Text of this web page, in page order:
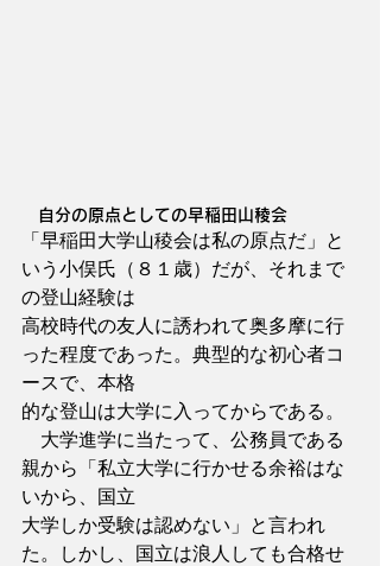
自分の原点としての早稲田山稜会
「早稲田大学山稜会は私の原点だ」と
いう小俣氏（８１歳）だが、それまで
の登山経験は
高校時代の友人に誘われて奥多摩に行
った程度であった。典型的な初心者コ
ースで、本格
的な登山は大学に入ってからである。
大学進学に当たって、公務員である
親から「私立大学に行かせる余裕はな
いから、国立
大学しか受験は認めない」と言われ
た。しかし、国立は浪人しても合格せ